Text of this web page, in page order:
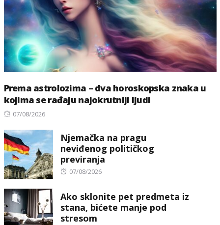
Prema astrolozima – dva horoskopska znaka u
kojima se rađaju najokrutniji ljudi
Posted
07/08/2026
Njemačka na pragu
neviđenog političkog
previranja
Posted
07/08/2026
Ako sklonite pet predmeta iz
stana, bićete manje pod
stresom